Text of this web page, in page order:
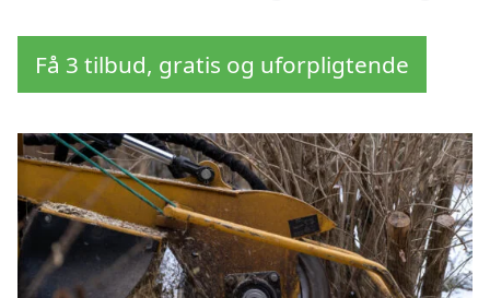
Få 3 tilbud, gratis og uforpligtende